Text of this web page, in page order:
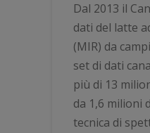
Dal 2013 il
dati del latte
(MIR) da
set di dati
più di 13
da 1,6 milioni
tecnica di